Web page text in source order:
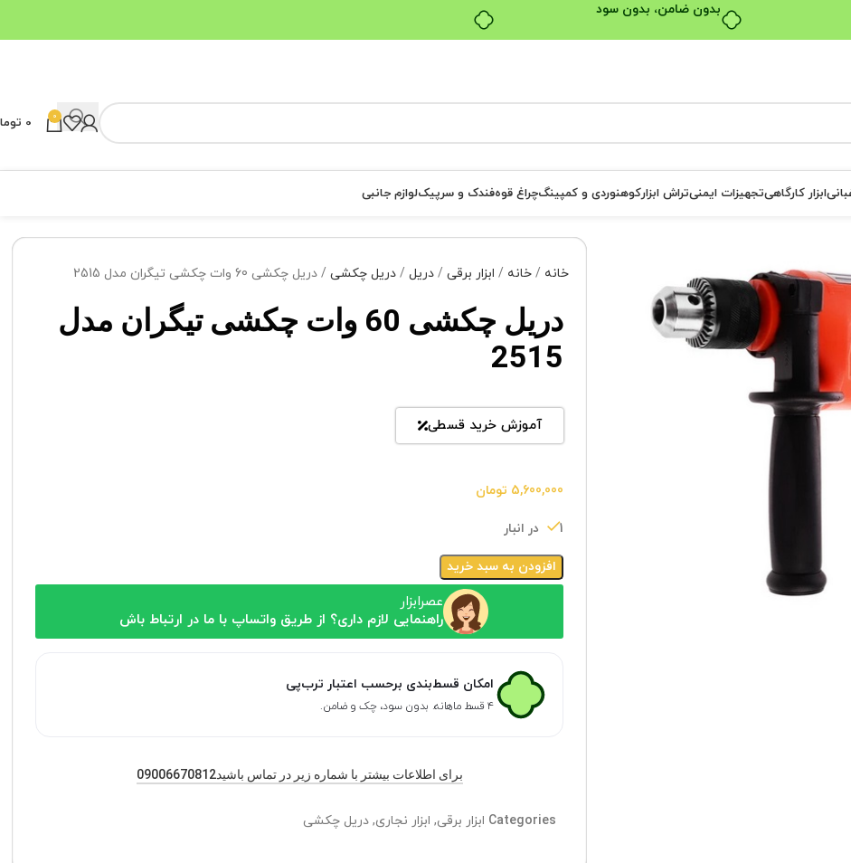
بدون ضامن، بدون سود
0
0
ابزار کارگاهیتجهیزات ایمنیتراش ابزارکوهنوردی و کمپینگچراغ قوهفندک و سرپیکلوازم جانبی
خانه خانه ابزار برقی دریل دریل چکشی دریل چکشی 60 وات چکشی تیگران مدل 2515
دریل چکشی 60 وات چکشی تیگران مدل
2515
آموزش خرید قسطی
5,600,000 تومان
1 در انبار
افزودن به سبد خرید
عصرابزار
راهنمایی لازم داری؟ از طریق واتساپ با ما در ارتباط باش
امکان قسط‌بندی برحسب اعتبار ترب‌پی
۴ قسط ماهانه. بدون سود، چک و ضامن.
برای اطلاعات بیشتر با شماره زیر در تماس باشید09006670812
Categories ابزار برقی, ابزار نجاری, دریل چکشی